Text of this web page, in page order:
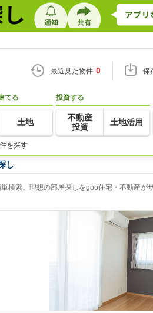
最近見た物件 0 保
てる
土地
投資する
不動産
投資
土地活用
を探す
し
検索。理想の部屋探しをgoo住宅・不動産が